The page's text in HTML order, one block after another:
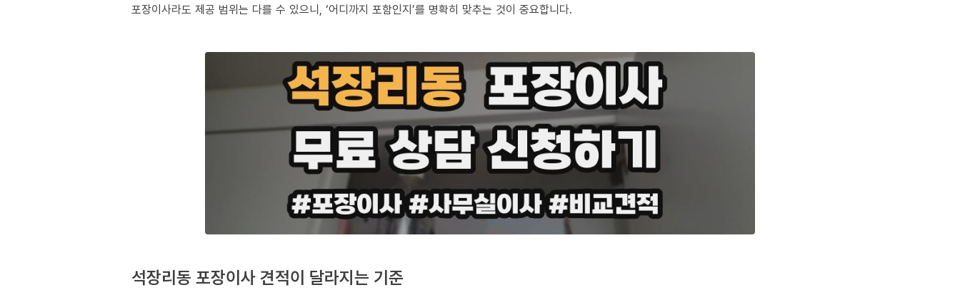
포장이사라도 제공 범위는 다를 수 있으니, ‘어디까지 포함인지’를 명확히 맞추는 것이 중요합니다.
석장리동 포장이사 견적이 달라지는 기준